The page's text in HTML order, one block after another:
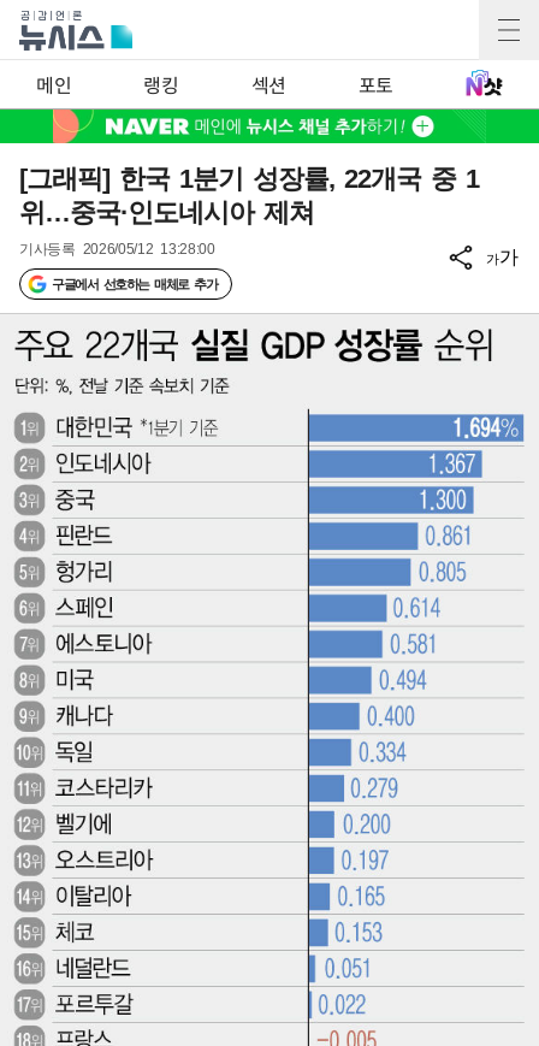
메인 랭킹 섹션 포토
[그래픽] 한국 1분기 성장률, 22개국 중 1
위…중국·인도네시아 제쳐
기사등록 2026/05/12 13:28:00
구글에서 선호하는 매체로 추가
가가